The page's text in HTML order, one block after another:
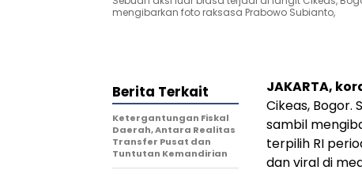
mengibarkan foto raksasa Prabowo Subianto,
JAKARTA,
Cikeas, Bogor.
sambil
terpilih RI
dan viral di
Berita Terkait
Ketergantungan Fiskal
Daerah, Antara Realitas
Transfer Pusat dan
Tuntutan Kemandirian